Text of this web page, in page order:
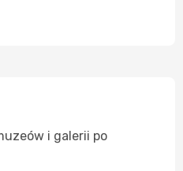
i galerii po